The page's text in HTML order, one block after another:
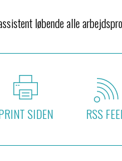
løbende alle
SIDEN RSS